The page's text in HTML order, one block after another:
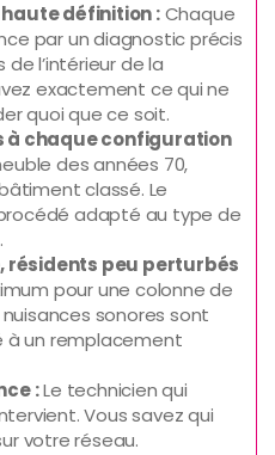
définition :Chaque
par un diagnostic précis
l’intérieur de la
exactement ce qui ne
quoi que ce soit.
à chaque configuration
des années 70,
classé. Le
adapté au type de
résidents peu perturbés
pour une colonne de
sonores sont
à un remplacement
:Le technicien qui
Vous savez qui
votre réseau.